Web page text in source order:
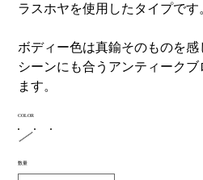
ラスホヤを使用したタイプです
ボディー色は真鍮そのものを
シーンにも合うアンティーク
ます。
COLOR
数量